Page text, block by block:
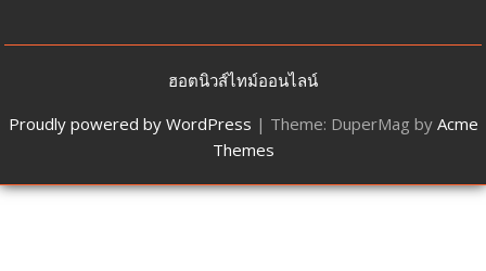
ฮอตนิวส์ไทม์ออนไลน์
Proudly powered by WordPress | Theme: DuperMag by Acme
Themes